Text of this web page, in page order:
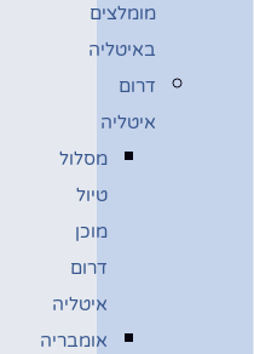
מומלצים
באיטליה
דרום
איטליה
מסלול
טיול
מוכן
דרום
איטליה
אומבריה